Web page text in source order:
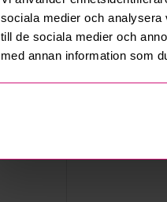
sociala medier och
till de sociala medier och
med annan information som
Säljare
Företag